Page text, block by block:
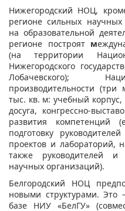
Нижегородский НОЦ,
регионе сильных научных
на образовательной
регионе построят м
(на территории
Нижегородского
Лобачевского);
производительности
тыс. кв. м: учебный
досуга, конгрессно-
развития компетенций
подготовку
проектов и лабораторий,
также руководителей и
научных организаций).
Белгородский НОЦ
новыми структурами.
базе НИУ «БелГУ»